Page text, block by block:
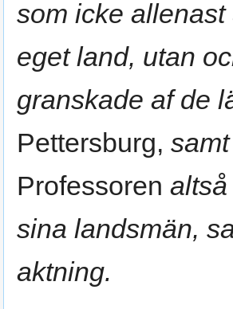
som icke
eget land, utan
granskade af de
Pettersburg,
Professoren
sina landsmän,
aktning.